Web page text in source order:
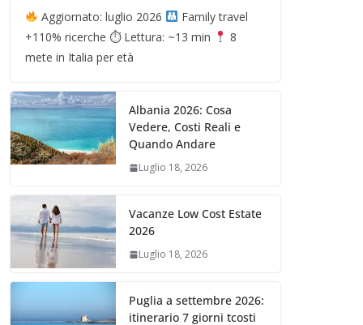
Aggiornato: luglio 2026
Family travel
+110% ricerche ⏱ Lettura: ~13 min
8
mete in Italia per età
Albania 2026: Cosa
Vedere, Costi Reali e
Quando Andare
Luglio 18, 2026
Vacanze Low Cost Estate
2026
Luglio 18, 2026
Puglia a settembre 2026:
itinerario 7 giorni tcosti